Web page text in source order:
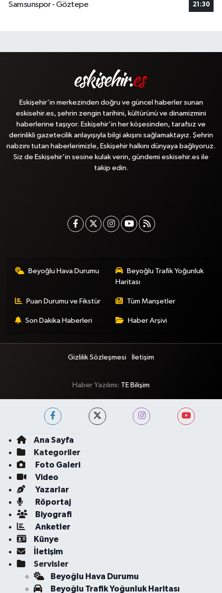
Samsunspor - Göztepe
21:30
Eskişehir'in merkezinden doğru ve güncel haberler sunan
eskisehir.es, şehrin zengin tarihini, kültürünü ve dinamizmini
haberlerine taşıyor. Eskişehir'in her köşesinden, tarafsız ve
derinlikli gazetecilik anlayışıyla bilgi akışını sağlamaktayız. Şehrin
nabzını tutan haberlerimizle, Eskişehir halkını dünyaya bağlıyoruz.
Siz de Eskişehir'in sesine kulak verin, gündemi eskisehir.es ile
takip edin.
Beyoğlu Hava Durumu
Beyoğlu Trafik Yoğunluk
Haritası
Puan Durumu ve Fikstür Tüm Manşetler
Son Dakika Haberleri Haber Arşivi
Gizlilik Sözleşmesi İletişim
Haber Yazılımı: TE Bilişim
Ana Sayfa
Kategoriler
Foto Galeri
Video
Yazarlar
Röportaj
Biyografi
Anketler
Künye
İletişim
Servisler
Beyoğlu Hava Durumu
Beyoğlu Trafik Yoğunluk Haritası